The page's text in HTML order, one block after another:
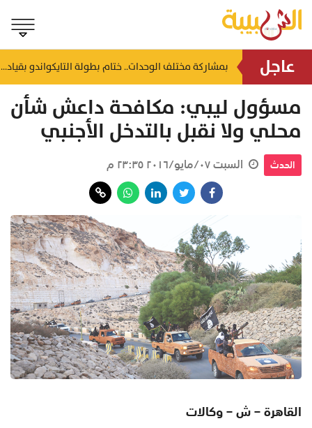
عاجل
منذ ٤٢ دقيقة منذ ساعة بمشاركة مختلف الوحدات.. ختام بطولة التايكواندو بقيادة شرطة المهام الخاصة
مسؤول ليبي: مكافحة داعش شأن
محلي ولا نقبل بالتدخل الأجنبي
الحدث السبت ٠٧/مايو/٢٠١٦ ٢٣:٣٥ م
القاهرة – ش – وكالات